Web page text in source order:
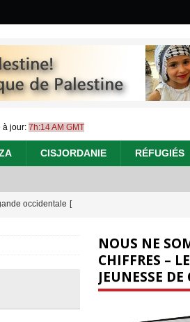
à jour: 7h:14 AM GMT
CISJORDANIE RÉFUGIÉS
occidentale [
multiplie les
NOUS NE
CHIFFRES –
JEUNESSE DE